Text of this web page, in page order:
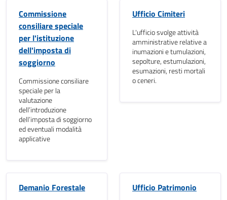
Commissione
consiliare speciale
per l'istituzione
dell'imposta di
soggiorno
Commissione consiliare
speciale per la
valutazione
dell’introduzione
dell’imposta di soggiorno
ed eventuali modalità
applicative
Ufficio Cimiteri
L'ufficio svolge attività
amministrative relative a
inumazioni e tumulazioni,
sepolture, estumulazioni,
esumazioni, resti mortali
o ceneri.
Demanio Forestale Ufficio Patrimonio